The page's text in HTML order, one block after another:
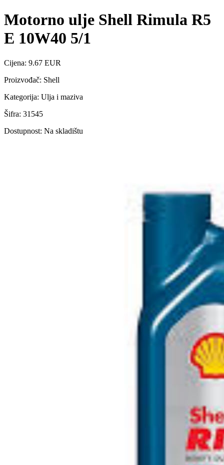
Motorno ulje Shell Rimula R5
E 10W40 5/1
Cijena: 9.67 EUR
Proizvođač: Shell
Kategorija: Ulja i maziva
Šifra: 31545
Dostupnost: Na skladištu